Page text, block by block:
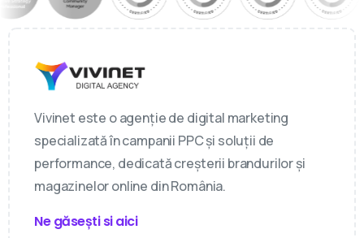
Vivinet este o agenție de digital marketing
specializată în campanii PPC și soluții de
performance, dedicată creșterii brandurilor și
magazinelor online din România.
Ne găsești si aici